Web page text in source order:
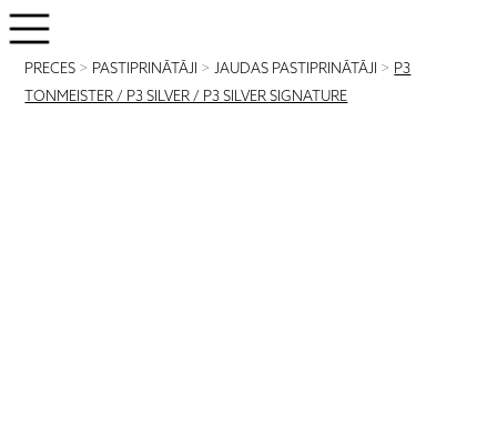
PRECES > PASTIPRINĀTĀJI >JAUDAS PASTIPRINĀTĀJI > P3
TONMEISTER / P3 SILVER / P3 SILVER SIGNATURE